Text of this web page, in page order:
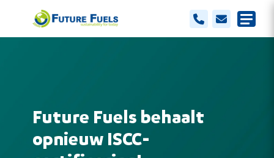
Future Fuels behaalt
opnieuw ISCC-